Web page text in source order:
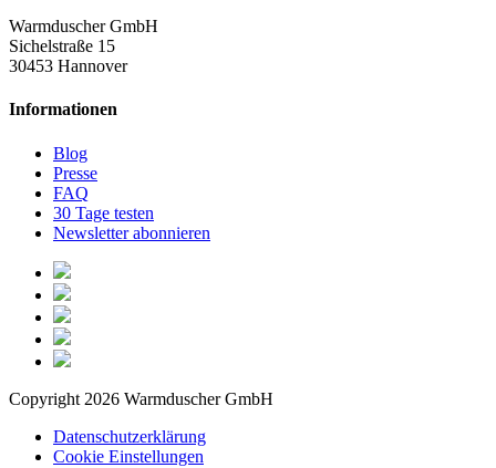
Warmduscher GmbH
Sichelstraße 15
30453 Hannover
Informationen
Blog
Presse
FAQ
30 Tage testen
Newsletter abonnieren
Copyright 2026 Warmduscher GmbH
Datenschutzerklärung
Cookie Einstellungen